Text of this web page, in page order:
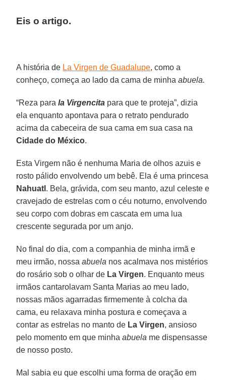
Eis o artigo.
A história de La Virgen de Guadalupe, como a
conheço, começa ao lado da cama de minhaabuela.
“Reza parala Virgencita para que te proteja”, dizia
ela enquanto apontava para o retrato pendurado
acima da cabeceira de sua cama em sua casa na
Cidade do México.
Esta Virgem não é nenhuma Maria de olhos azuis e
rosto pálido envolvendo um bebê. Ela é uma princesa
Nahuatl . Bela, grávida, com seu manto, azul celeste e
cravejado de estrelas com o céu noturno, envolvendo
seu corpo com dobras em cascata em uma lua
crescente segurada por um anjo.
No final do dia, com a companhia de minha irmã e
meu irmão, nossaabuela nos acalmava nos mistérios
do rosário sob o olhar de La Virgen. Enquanto meus
irmãos cantarolavam Santa Marias ao meu lado,
nossas mãos agarradas firmemente à colcha da
cama, eu relaxava minha postura e começava a
contar as estrelas no manto de La Virgen, ansioso
pelo momento em que minhaabuela me dispensasse
de nosso posto.
Mal sabia eu que escolhi uma forma de oração em